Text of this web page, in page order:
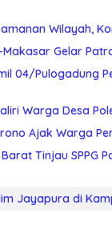
Wilayah,
Gelar
04/Pulogadung
Warga Desa
Ajak Warga
Tinjau SPPG
Jayapura di